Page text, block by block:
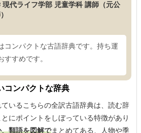
現代ライフ学部 児童学科 講師（元公
コンパクトな古語辞典です。持ち運
すめです。
コンパクトな辞典
いるこちらの全訳古語辞典は、読む辞
にポイントをしぼっている特徴があり
類語を図解でまとめてある、人物や季